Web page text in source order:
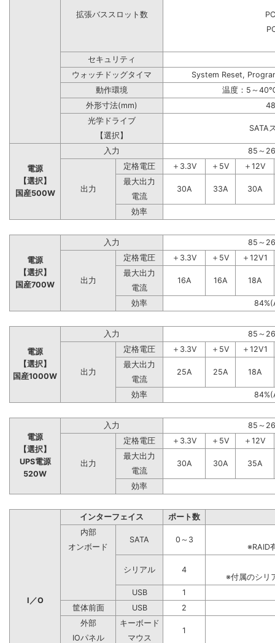
拡張バススロット数
セキュリティ
ウォッチドッグタイマ
System Reset,
動作環境
温度：5～
外形寸法(mm)
光学ドライブ
SATA
【選択】
電源
【選択】
国産500W
入力 85～
出力
定格電圧 ＋3.3V ＋5V
＋12V
最大出力
30A
33A
30A
電流
効率
電源
【選択】
国産700W
入力 85～
出力
定格電圧 ＋3.3V ＋5V
＋12V1
最大出力
16A
16A
18A
電流
効率
電源
【選択】
国産1000W
入力 85～
出力
定格電圧 ＋3.3V ＋5V
＋12V1
最大出力
25A
25A
18A
電流
効率
電源
【選択】
UPS電源
520W
入力 85～
出力
定格電圧 ＋3.3V ＋5V
＋12V
最大出力
30A
30A
35A
電流
効率
I／O
インターフェイス
ポート数
内部
SATA
0～3
オンボード
※RAID
シリアル
4
※付属のシリ
USB
1
筐体前面
USB
2
外部
キーボード
1
IOパネル
マウス